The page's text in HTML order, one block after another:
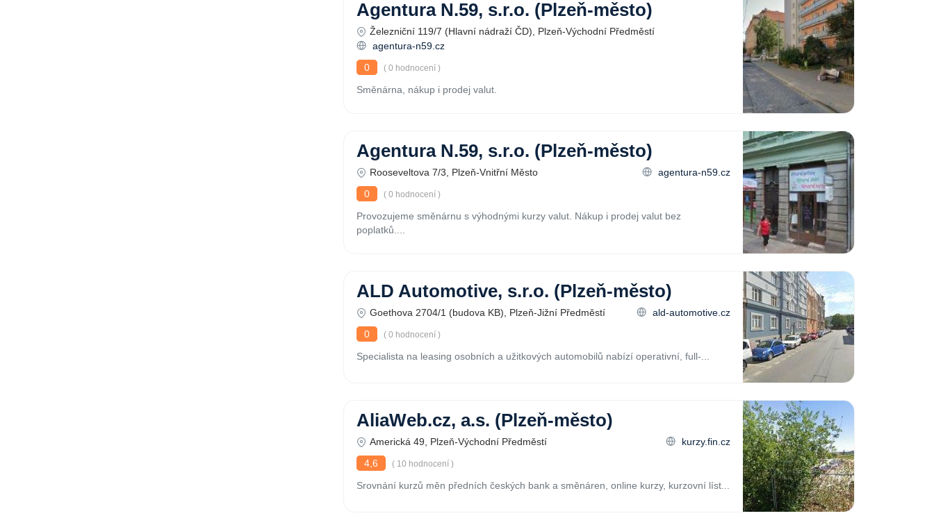
Agentura N.59, s.r.o. (Plzeň-město)
Železniční 119/7 (Hlavní nádraží ČD), Plzeň-Východní Předměstí
agentura-n59.cz
0
( 0 hodnocení )
Směnárna, nákup i prodej valut.
Agentura N.59, s.r.o. (Plzeň-město)
Rooseveltova 7/3, Plzeň-Vnitřní Město
agentura-n59.cz
0
( 0 hodnocení )
Provozujeme směnárnu s výhodnými kurzy valut. Nákup i prodej valut bez
poplatků....
ALD Automotive, s.r.o. (Plzeň-město)
Goethova 2704/1 (budova KB), Plzeň-Jižní Předměstí
ald-automotive.cz
0
( 0 hodnocení )
Specialista na leasing osobních a užitkových automobilů nabízí operativní, full-...
AliaWeb.cz, a.s. (Plzeň-město)
Americká 49, Plzeň-Východní Předměstí
kurzy.fin.cz
4,6
( 10 hodnocení )
Srovnání kurzů měn předních českých bank a směnáren, online kurzy, kurzovní líst...